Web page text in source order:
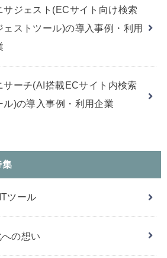
サジェスト(ECサイト向け検索
ェストツール)の導入事例・利用
サーチ(AI搭載ECサイト内検索
ル)の導入事例・利用企業
集
ツール
の想い